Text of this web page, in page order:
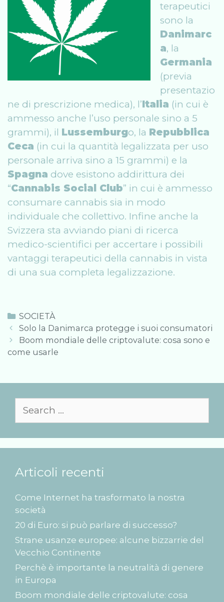
terapeutici
sono la
Danimarc
a, la
Germania
(previa
presentazio
ne di prescrizione medica), l’Italia (in cui è
ammesso anche l’uso personale sino a 5
grammi), il Lussemburgo, la Repubblica
Ceca (in cui la quantità legalizzata per uso
personale arriva sino a 15 grammi) e la
Spagna dove esistono addirittura dei
“Cannabis Social Club” in cui è ammesso
consumare cannabis sia in modo
individuale che collettivo. Infine anche la
Svizzera sta avviando piani di ricerca
medico-scientifici per accertare i possibili
vantaggi terapeutici della cannabis in vista
di una sua completa legalizzazione.
Categories
SOCIETÀ
Post
navigation
Solo la Danimarca protegge i suoi consumatori
Boom mondiale delle criptovalute: cosa sono e
come usarle
for:
Articoli recenti
Come Internet ha trasformato la nostra
società
20 di Euro: si può parlare di successo?
Strane usanze europee: alcune bizzarrie del
Vecchio Continente
Perchè è importante la neutralità di genere
in Europa
Boom mondiale delle criptovalute: cosa